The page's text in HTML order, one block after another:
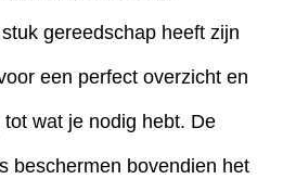
gereedschap heeft zijn
een perfect overzicht en
wat je nodig hebt. De
beschermen bovendien het